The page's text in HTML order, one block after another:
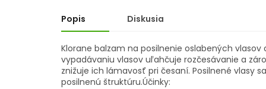
Popis Diskusia
Klorane balzam na posilnenie oslabených vlasov
vypadávaniu vlasov uľahčuje rozčesávanie a
znižuje ich lámavosť pri česaní. Posilnené vlasy
posilnenú štruktúru.Účinky: